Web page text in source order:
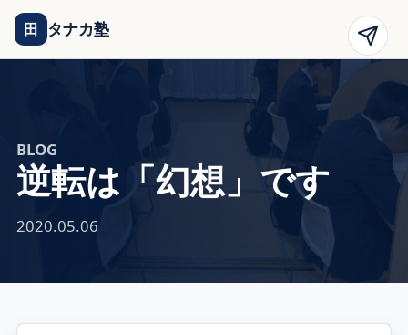
田 タナカ塾
BLOG
逆転は「幻想」です
2020.05.06